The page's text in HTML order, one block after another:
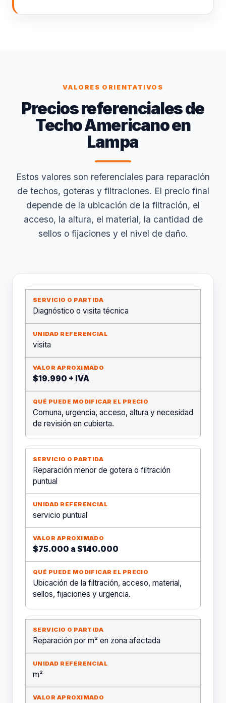
VALORES ORIENTATIVOS
Precios referenciales de
Techo Americano en
Lampa
Estos valores son referenciales para reparación
de techos, goteras y filtraciones. El precio final
depende de la ubicación de la filtración, el
acceso, la altura, el material, la cantidad de
sellos o fijaciones y el nivel de daño.
Diagnóstico o visita técnica
visita
$19.990 + IVA
Comuna, urgencia, acceso, altura y necesidad
de revisión en cubierta.
Reparación menor de gotera o filtración
puntual
servicio puntual
$75.000 a $140.000
Ubicación de la filtración, acceso, material,
sellos, fijaciones y urgencia.
Reparación por m² en zona afectada
m²